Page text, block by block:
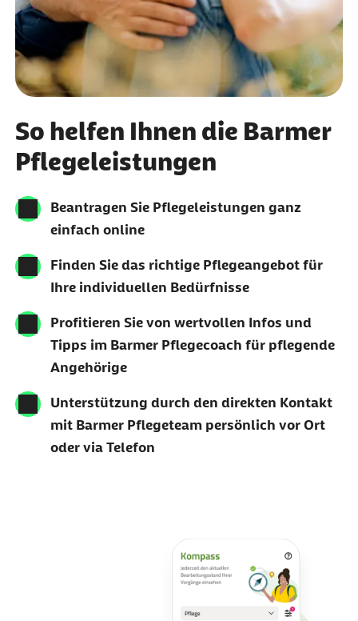
So helfen Ihnen die Barmer
Pflegeleistungen
Beantragen Sie Pflegeleistungen ganz
einfach online
Finden Sie das richtige Pflegeangebot für
Ihre individuellen Bedürfnisse
Profitieren Sie von wertvollen Infos und
Tipps im Barmer Pflegecoach für pflegende
Angehörige
Unterstützung durch den direkten Kontakt
mit Barmer Pflegeteam persönlich vor Ort
oder via Telefon